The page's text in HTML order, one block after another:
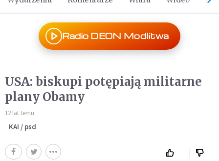
Radio DEON Modlitwa
USA: biskupi potępiają militarne
plany Obamy
12 lat temu
KAI / psd